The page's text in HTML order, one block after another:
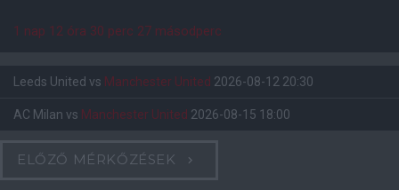
1 nap 12 óra 30 perc 26 másodperc
Leeds United vs Manchester United 2026-08-12 20:30
AC Milan vs Manchester United 2026-08-15 18:00
ELŐZŐ MÉRKŐZÉSEK